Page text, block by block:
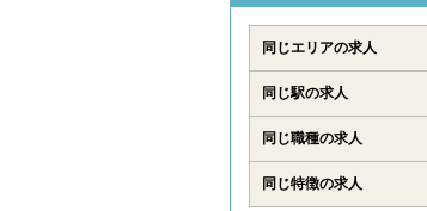
同じエリアの求人
同じ駅の求人
同じ職種の求人
同じ特徴の求人